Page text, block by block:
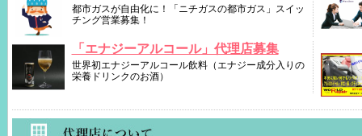
都市ガスが自由化に！「ニチガスの都市ガス」スイッ
チング営業募集！
「エナジーアルコール」代理店募集
世界初エナジーアルコール飲料（エナジー成分入りの
栄養ドリンクのお酒）